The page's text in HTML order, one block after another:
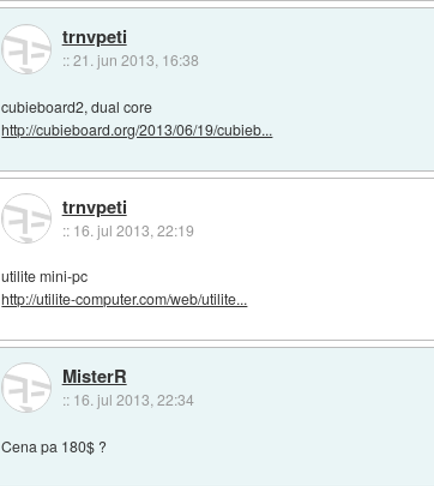
trnvpeti
::21. jun 2013, 16:38
cubieboard2, dual core
http://cubieboard.org/2013/06/19/cubieb...
trnvpeti
:: 16. jul 2013, 22:19
utilite mini-pc
http://utilite-computer.com/web/utilite...
MisterR
:: 16. jul 2013, 22:34
Cena pa 180$ ?